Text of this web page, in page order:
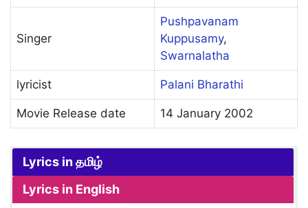
Singer
Pushpavanam
Kuppusamy,
Swarnalatha
lyricist Palani Bharathi
Movie Release date 14 January 2002
Lyrics in தமிழ்
Lyrics in English